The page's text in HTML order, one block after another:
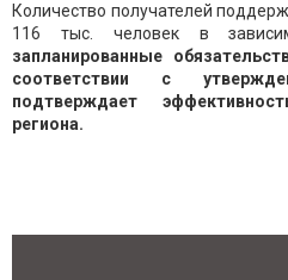
Количество получателей
116 тыс. человек в
запланированные
соответствии с
подтверждает
региона.